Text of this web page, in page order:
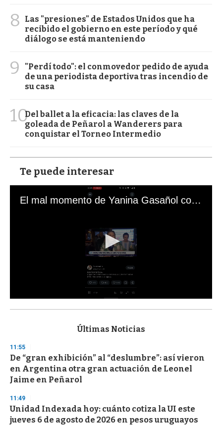
8
Las "presiones" de Estados Unidos que ha
recibido el gobierno en este período y qué
diálogo se está manteniendo
9
"Perdí todo": el conmovedor pedido de ayuda
de una periodista deportiva tras incendio de
su casa
10Del ballet a la eficacia: las claves de la
goleada de Peñarol a Wanderers para
conquistar el Torneo Intermedio
Te puede interesar
El mal momento de Yanina Gasañol con un hincha argentino en "Subrayado"
s
d
s
o
f
3
s
e
c
o
Últimas Noticias
11:55
De “gran exhibición” al “deslumbre”: así vieron
en Argentina otra gran actuación de Leonel
Jaime en Peñarol
11:49
Unidad Indexada hoy: cuánto cotiza la UI este
jueves 6 de agosto de 2026 en pesos uruguayos